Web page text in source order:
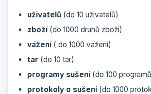
uživatelů (do 10 uživatelů)
zboží(do 1000 druhů zboží)
vážení( do 1000 vážení)
tar (do 10 tar)
programy sušení(do 100
protokoly o sušení(do 1000